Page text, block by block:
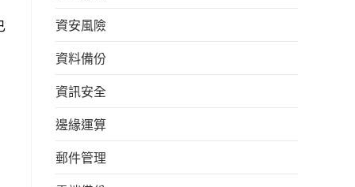
資安風險
資料備份
資訊安全
邊緣運算
郵件管理